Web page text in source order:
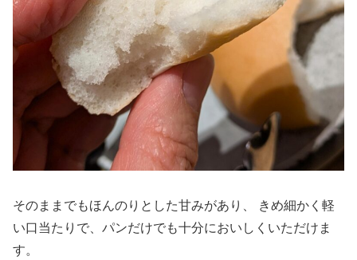
そのままでもほんのりとした甘みがあり、 きめ細かく軽
い口当たりで、パンだけでも十分においしくいただけま
す。